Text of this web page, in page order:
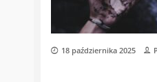
18 października 2025